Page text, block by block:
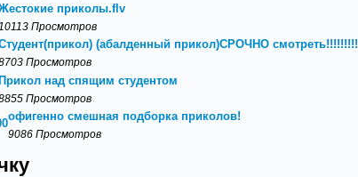
приколы.flv
10113 Просмотров
(абалденный прикол)СРОЧНО смотреть!!!!!!!!!
Просмотров
над спящим студентом
Просмотров
офигенно смешная подборка приколов!
9086 Просмотров